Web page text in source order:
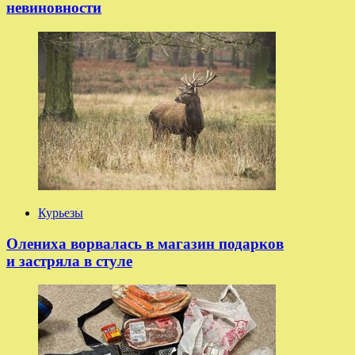
невиновности
Курьезы
Олениха ворвалась в магазин подарков
и застряла в стуле